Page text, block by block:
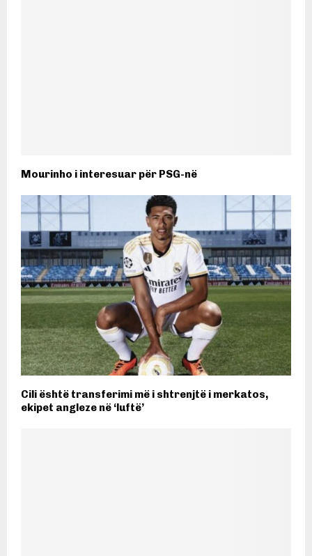
Mourinho i interesuar për PSG-në
Cili është transferimi më i shtrenjtë i merkatos,
ekipet angleze në ‘luftë’